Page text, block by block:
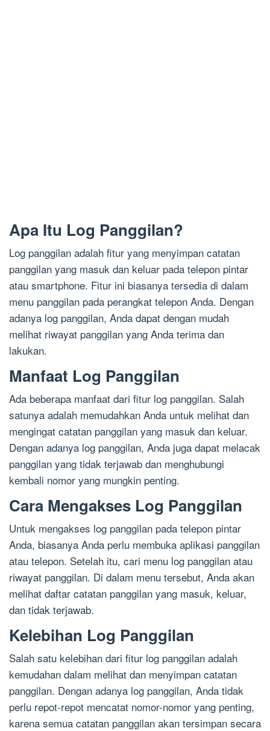
Apa Itu Log Panggilan?
Log panggilan adalah fitur yang menyimpan catatan
panggilan yang masuk dan keluar pada telepon pintar
atau smartphone. Fitur ini biasanya tersedia di dalam
menu panggilan pada perangkat telepon Anda. Dengan
adanya log panggilan, Anda dapat dengan mudah
melihat riwayat panggilan yang Anda terima dan
lakukan.
Manfaat Log Panggilan
Ada beberapa manfaat dari fitur log panggilan. Salah
satunya adalah memudahkan Anda untuk melihat dan
mengingat catatan panggilan yang masuk dan keluar.
Dengan adanya log panggilan, Anda juga dapat melacak
panggilan yang tidak terjawab dan menghubungi
kembali nomor yang mungkin penting.
Cara Mengakses Log Panggilan
Untuk mengakses log panggilan pada telepon pintar
Anda, biasanya Anda perlu membuka aplikasi panggilan
atau telepon. Setelah itu, cari menu log panggilan atau
riwayat panggilan. Di dalam menu tersebut, Anda akan
melihat daftar catatan panggilan yang masuk, keluar,
dan tidak terjawab.
Kelebihan Log Panggilan
Salah satu kelebihan dari fitur log panggilan adalah
kemudahan dalam melihat dan menyimpan catatan
panggilan. Dengan adanya log panggilan, Anda tidak
perlu repot-repot mencatat nomor-nomor yang penting,
karena semua catatan panggilan akan tersimpan secara